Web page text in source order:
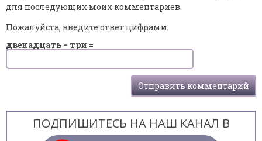
для последующих моих комментариев.
Пожалуйста, введите ответ цифрами:
двенадцать − три =
ПОДПИШИТЕСЬ НА НАШ КАНАЛ В